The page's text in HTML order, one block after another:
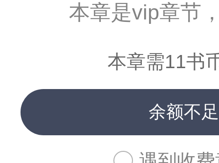
本章是vip章节
本章需11书
余额不